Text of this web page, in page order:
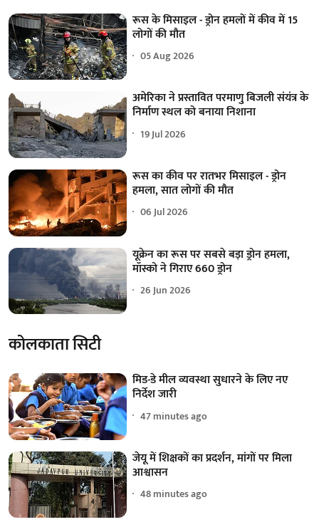
रूस के मिसाइल - ड्रोन हमलों में कीव में 15
लोगों की मौत
05 Aug 2026
अमेरिका ने प्रस्तावित परमाणु बिजली संयंत्र के
निर्माण स्थल को बनाया निशाना
19 Jul 2026
रूस का कीव पर रातभर मिसाइल - ड्रोन
हमला, सात लोगों की मौत
06 Jul 2026
यूक्रेन का रूस पर सबसे बड़ा ड्रोन हमला,
मॉस्को ने गिराए 660 ड्रोन
26 Jun 2026
कोलकाता सिटी
मिड-डे मील व्यवस्था सुधारने के लिए नए
निर्देश जारी
47 minutes ago
जेयू में शिक्षकों का प्रदर्शन, मांगों पर मिला
आश्वासन
48 minutes ago